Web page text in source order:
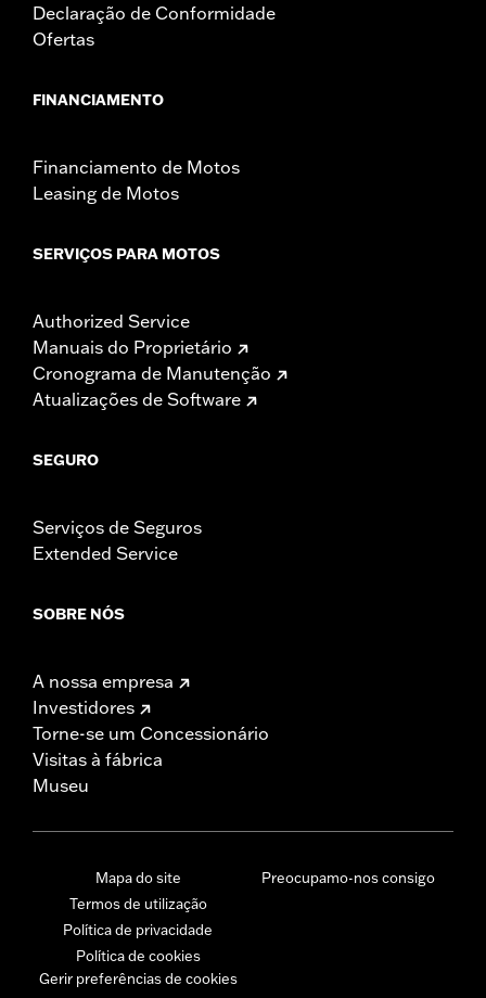
Declaração de Conformidade
Ofertas
FINANCIAMENTO
Financiamento de Motos
Leasing de Motos
SERVIÇOS PARA MOTOS
Authorized Service
Manuais do Proprietário
Cronograma de Manutenção
Atualizações de Software
SEGURO
Serviços de Seguros
Extended Service
SOBRE NÓS
A nossa empresa
Investidores
Torne-se um Concessionário
Visitas à fábrica
Museu
Mapa do site
Termos de utilização
Política de privacidade
Política de cookies
Gerir preferências de cookies
Preocupamo-nos consigo